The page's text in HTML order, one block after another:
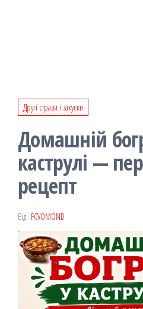
Другі страви і закуски
Домашній
каструлі —
рецепт
Від FCVOMOND